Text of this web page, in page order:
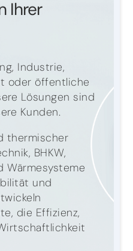
Ihrer
Industrie,
oder öffentliche
Lösungen sind
Kunden.
thermischer
BHKW,
Wärmesysteme
und
die Effizienz,